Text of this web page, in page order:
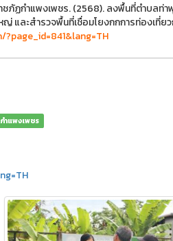
ชภัฏกำแพงเพชร. (2568). ลงพื้นที่ตำบลท่
และสำรวจพื้นที่เชื่อมโยงกกการท่องเที่
ำแพงเพชร